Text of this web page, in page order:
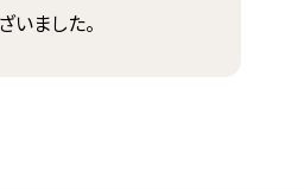
いました。